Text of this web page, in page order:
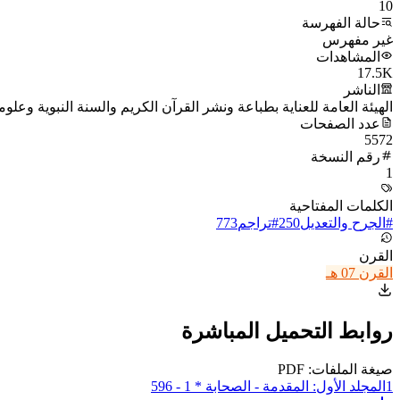
10
حالة الفهرسة
غير مفهرس
المشاهدات
17.5K
الناشر
الهيئة العامة للعناية بطباعة ونشر القرآن الكريم والسنة النبوية
عدد الصفحات
5572
رقم النسخة
1
الكلمات المفتاحية
# الجرح والتعديل250
#تراجم773
القرن
القرن 07 هـ
روابط التحميل المباشرة
صيغة الملفات: PDF
1 المجلد الأول: المقدمة - الصحابة * 1 - 596